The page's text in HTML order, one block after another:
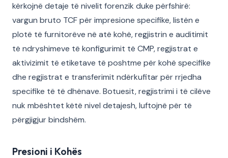
kërkojnë detaje të nivelit forenzik duke përfshirë:
vargun bruto TCF për impresione specifike, listën e
plotë të furnitorëve në atë kohë, regjistrin e auditimit
të ndryshimeve të konfigurimit të CMP, regjistrat e
aktivizimit të etiketave të poshtme për kohë specifike
dhe regjistrat e transferimit ndërkufitar për rrjedha
specifike të të dhënave. Botuesit, regjistrimi i të cilëve
nuk mbështet këtë nivel detajesh, luftojnë për të
përgjigjur bindshëm.
Presioni i Kohës